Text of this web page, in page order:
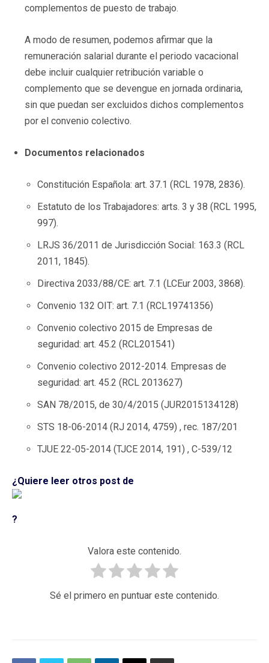
complementos de puesto de trabajo.
A modo de resumen, podemos afirmar que la
remuneración salarial durante el periodo vacacional
debe incluir cualquier retribución variable o
complemento que se devengue en jornada ordinaria,
sin que puedan ser excluidos dichos complementos
por el convenio colectivo.
Documentos relacionados
Constitución Española: art. 37.1 (RCL 1978, 2836).
Estatuto de los Trabajadores: arts. 3 y 38 (RCL 1995,
997).
LRJS 36/2011 de Jurisdicción Social: 163.3 (RCL
2011, 1845).
Directiva 2033/88/CE: art. 7.1 (LCEur 2003, 3868).
Convenio 132 OIT: art. 7.1 (RCL19741356)
Convenio colectivo 2015 de Empresas de
seguridad: art. 45.2 (RCL201541)
Convenio colectivo 2012-2014. Empresas de
seguridad: art. 45.2 (RCL 2013627)
SAN 78/2015, de 30/4/2015 (JUR2015134128)
STS 18-06-2014 (RJ 2014, 4759) , rec. 187/201
TJUE 22-05-2014 (TJCE 2014, 191) , C-539/12
¿Quiere leer otros post de
?
Valora este contenido.
Sé el primero en puntuar este contenido.